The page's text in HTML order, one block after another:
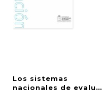
Los sistemas
nacionales de